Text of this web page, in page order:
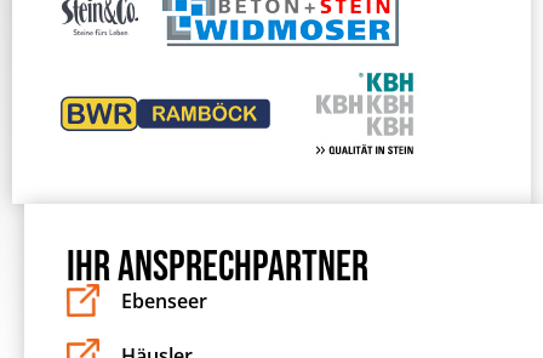
IHR ANSPRECHPARTNER
Ebenseer